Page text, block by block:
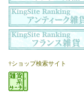
†ショップ検索サイト